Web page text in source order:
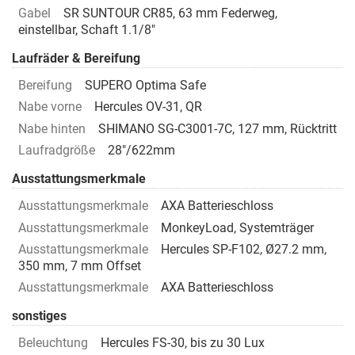
Gabel
SR SUNTOUR CR85, 63 mm Federweg,
einstellbar, Schaft 1.1/8"
Laufräder & Bereifung
Bereifung
SUPERO Optima Safe
Nabe vorne
Hercules OV-31, QR
Nabe hinten
SHIMANO SG-C3001-7C, 127 mm, Rücktritt
Laufradgröße
28"/622mm
Ausstattungsmerkmale
Ausstattungsmerkmale
AXA Batterieschloss
Ausstattungsmerkmale
MonkeyLoad, Systemträger
Ausstattungsmerkmale
Hercules SP-F102, Ø27.2 mm,
350 mm, 7 mm Offset
Ausstattungsmerkmale
AXA Batterieschloss
sonstiges
Beleuchtung
Hercules FS-30, bis zu 30 Lux